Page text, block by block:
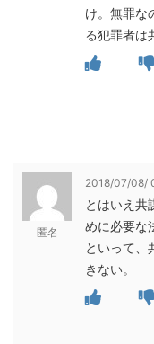
け。無罪な
る犯罪者は
匿名
2018/07/08/
とはいえ共
めに必要な
といって、
きない。